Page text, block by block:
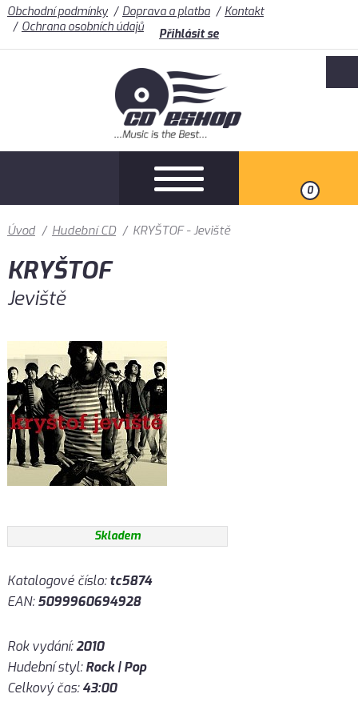
Obchodní podmínky Doprava a platba
Kontakt
Ochrana osobních údajů
Přihlásit se
0
Úvod / Hudební CD / KRYŠTOF - Jeviště
KRYŠTOF
Jeviště
Skladem
Katalogové číslo:tc5874
EAN:5099960694928
Rok vydání:2010
Hudební styl:Rock | Pop
Celkový čas:43:00